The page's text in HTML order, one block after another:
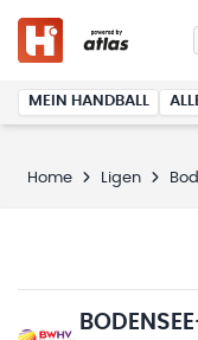
MEIN HANDBALL
Home Ligen